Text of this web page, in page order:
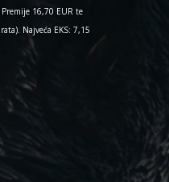
16,70 EUR te
Najveća EKS: 7,15